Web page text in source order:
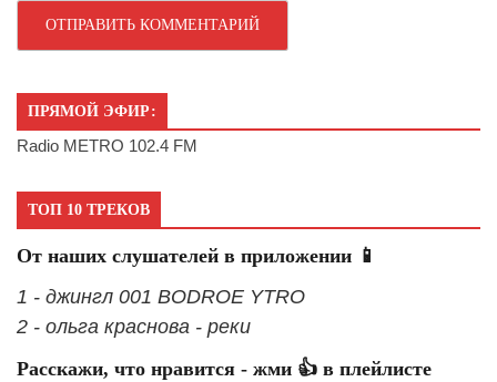
ПРЯМОЙ ЭФИР:
Radio METRO 102.4 FM
ТОП 10 ТРЕКОВ
От наших слушателей в приложении 📱
1 - джингл 001 BODROE YTRO
2 - ольга краснова - реки
Расскажи, что нравится - жми 👍 в плейлисте